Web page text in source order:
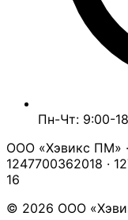
Пн-Чт: 9:00-
ООО «Хэвикс ПМ»
1247700362018 ·
16
© 2026 ООО